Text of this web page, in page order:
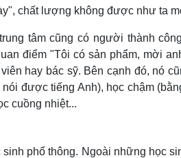
Văn học
Di sản
chất lượng không được như ta
tâm cũng có người thành
điểm "Tôi có sản phẩm, mời
hay bác sỹ. Bên cạnh đó, nó
được tiếng Anh), học chậm
cuồng nhiệt...
phổ thông. Ngoài những học